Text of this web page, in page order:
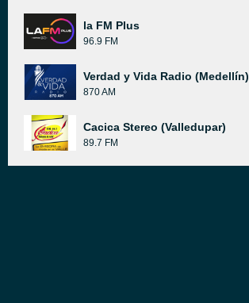
la FM Plus
96.9 FM
Verdad y Vida Radio (Medellín)
870 AM
Cacica Stereo (Valledupar)
89.7 FM